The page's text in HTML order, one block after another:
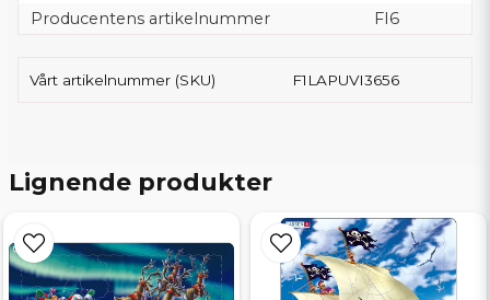
Producentens artikelnummer
FI6
Vårt artikelnummer (SKU) F1LAPUVI3656
Lignende produkter